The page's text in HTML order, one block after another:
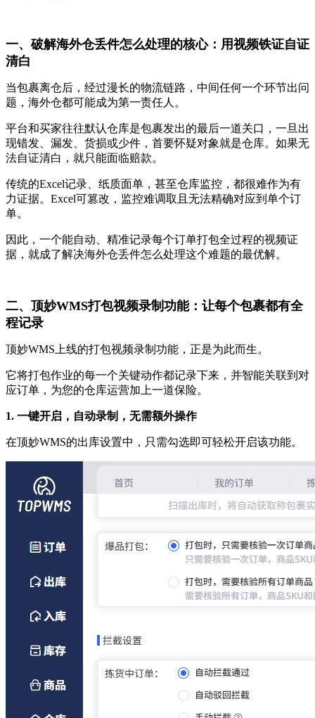
一、破解海外仓丢件怎么处理的核心：用视频铁证自证
清白
当包裹离仓后，经过漫长的物流链路，中间任何一个环节出问
题，海外仓都可能成为第一责任人。
平台和买家往往默认仓库是包裹发出的最后一道关口，一旦出
现错发、漏发、货损或少件，首要怀疑对象就是仓库。如果无
法自证清白，就只能面临赔款。
传统的Excel记录、纸质面单，甚至仓库监控，都很难作为有
力证据。Excel可篡改，监控难调取且无法精确对应到单个订
单。
因此，一个能自动、精准记录每个订单打包全过程的视频证
据，就成了解决海外仓丢件怎么处理这个难题的最优解。
二、顶妙WMS打包视频录制功能：让每个包裹都有全
程记录
顶妙WMS上线的打包视频录制功能，正是为此而生。
它将打包作业的每一个关键动作都记录下来，并智能关联到对
应订单，为您的仓库运营加上一道保险。
1. 一键开启，自动录制，无需额外操作
在顶妙WMS的出库设置中，只需勾选即可轻松开启该功能。